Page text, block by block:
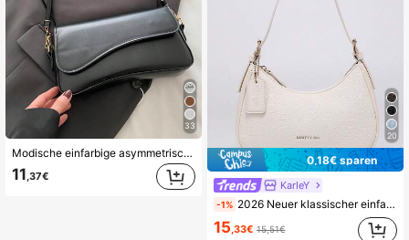
33
Modische einfarbige asymmetrische Klappe Vintage minimalistische elegante Umhängetasche
11 ,37€
20
0,18€ sparen
KarIeY
-1% 2026 Neuer klassischer einfarbiger PU-Leder Halbmond Umhängetasche, geeignet für Einkaufen und Lässig Wear, vielseitige Mond Tasche, Litchi-Textur Weiße Handtasche, Y2K Unterarmtasche, Sexy Girl Tasche, mit austauschbaren doppelten Schultergurten, zum Tragen in der Hand oder als Umhängetasche
15,33€ 15,51€